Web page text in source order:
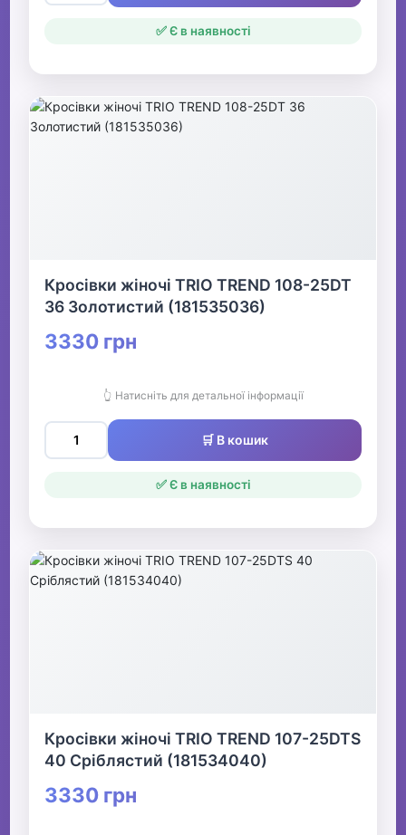
✅ Є в наявності
Кросівки жіночі TRIO TREND 108-25DT
36 Золотистий (181535036)
3330 грн
👆 Натисніть для детальної інформації
🛒 В кошик
✅ Є в наявності
Кросівки жіночі TRIO TREND 107-25DTS
40 Сріблястий (181534040)
3330 грн